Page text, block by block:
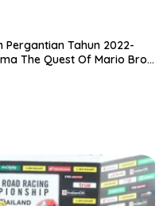
Pergantian Tahun 2022-
The Quest Of Mario Bros